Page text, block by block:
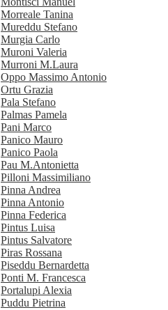
Morreale Tanina
Mureddu Stefano
Murgia Carlo
Muroni Valeria
Murroni M.Laura
Oppo Massimo Antonio
Ortu Grazia
Pala Stefano
Palmas Pamela
Pani Marco
Panico Mauro
Panico Paola
Pau M.Antonietta
Pilloni Massimiliano
Pinna Andrea
Pinna Antonio
Pinna Federica
Pintus Luisa
Pintus Salvatore
Piras Rossana
Piseddu Bernardetta
Ponti M. Francesca
Portalupi Alexia
Puddu Pietrina